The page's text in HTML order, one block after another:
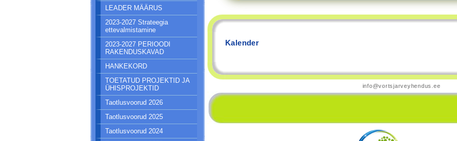
LEADER MÄÄRUS
2023-2027 Strateegia
ettevalmistamine
2023-2027 PERIOODI
RAKENDUSKAVAD
HANKEKORD
TOETATUD PROJEKTID JA
ÜHISPROJEKTID
Taotlusvoorud 2026
Taotlusvoorud 2025
Taotlusvoorud 2024
Kalender
info@vortsjarveyhendus.ee